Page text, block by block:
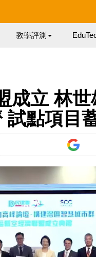
教學評測
成立 林
試點項目